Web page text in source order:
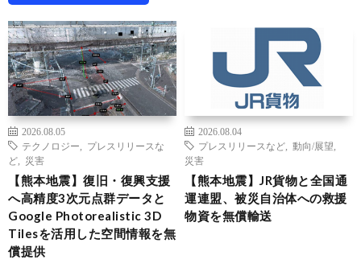
2026.08.05
テクノロジー
プレスリリースな
ど
災害
【熊本地震】復旧・復興支援
へ高精度3次元点群データと
Google Photorealistic 3D
Tilesを活用した空間情報を無
償提供
2026.08.04
プレスリリースなど
動向/展望
災害
【熊本地震】JR貨物と全国通
運連盟、被災自治体への救援
物資を無償輸送